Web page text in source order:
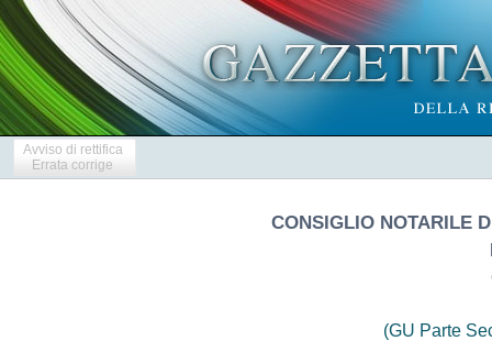
Avviso di rettifica
Errata corrige
CONSIGLIO NOTARILE
(GU Parte